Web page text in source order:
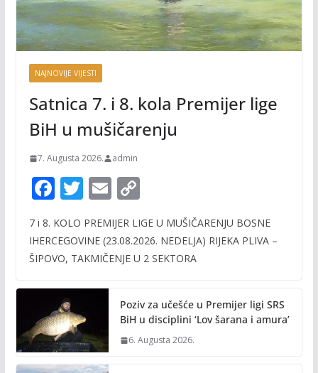
NAJNOVIJE VIJESTI
Satnica 7. i 8. kola Premijer lige
BiH u mušičarenju
7. Augusta 2026. admin
F
e
b
o
k
T
itt
er
E
ai
l
C
p
y
n
k
7 i 8. KOLO PREMIJER LIGE U MUŠIČARENJU BOSNE
IHERCEGOVINE (23.08.2026. NEDELJA) RIJEKA PLIVA –
ŠIPOVO, TAKMIČENJE U 2 SEKTORA
Poziv za učešće u Premijer ligi SRS
BiH u disciplini ‘Lov šarana i amura’
6. Augusta 2026.